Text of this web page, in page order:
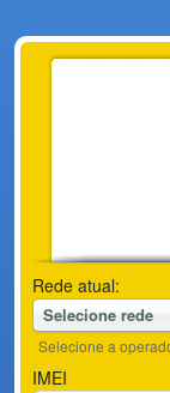
Rede atual:
Selecione rede
Selecione a
IMEI